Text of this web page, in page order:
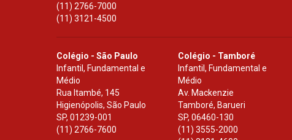
(11) 2766-7000
(11) 3121-4500
Colégio - São Paulo
Infantil, Fundamental e
Médio
Rua Itambé, 145
Higienópolis, São Paulo
SP, 01239-001
(11) 2766-7600
Colégio - Tamboré
Infantil, Fundamental e
Médio
Av. Mackenzie
Tamboré, Barueri
SP,06460-130
(11) 3555-2000